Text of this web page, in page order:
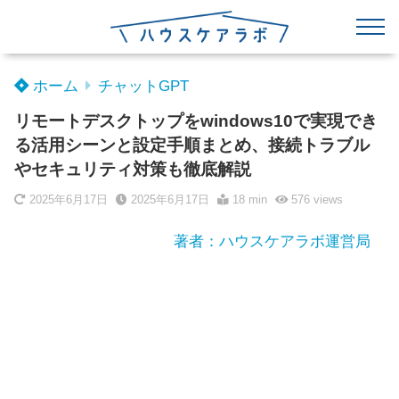
ホーム チャットGPT
リモートデスクトップをwindows10で実現でき
る活用シーンと設定手順まとめ、接続トラブル
やセキュリティ対策も徹底解説
2025年6月17日 2025年6月17日 18 min 576views
著者：ハウスケアラボ運営局